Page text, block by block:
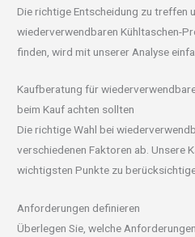
Die richtige Entscheidung zu treffen
wiederverwendbaren Kühltaschen-
finden, wird mit unserer Analyse
Kaufberatung für
beim Kauf achten sollten
Die richtige Wahl bei
verschiedenen Faktoren ab. Unsere
wichtigsten Punkte zu
Anforderungen definieren
Überlegen Sie, welche